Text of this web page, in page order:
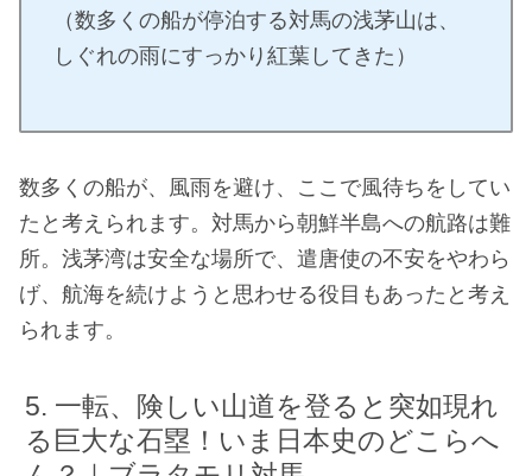
（数多くの船が停泊する対馬の浅茅山は、
しぐれの雨にすっかり紅葉してきた）
数多くの船が、風雨を避け、ここで風待ちをしてい
たと考えられます。対馬から朝鮮半島への航路は難
所。浅茅湾は安全な場所で、遣唐使の不安をやわら
げ、航海を続けようと思わせる役目もあったと考え
られます。
一転、険しい山道を登ると突如現れ
る巨大な石塁！いま日本史のどこらへ